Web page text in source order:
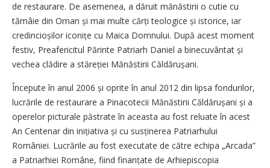
de restaurare. De asemenea, a dăruit mănăstirii o cutie cu
tămâie din Oman și mai multe cărți teologice și istorice, iar
credincioșilor iconițe cu Maica Domnului. După acest moment
festiv, Preafericitul Părinte Patriarh Daniel a binecuvântat și
vechea clădire a stăreției Mănăstirii Căldărușani.
Începute în anul 2006 și oprite în anul 2012 din lipsa fondurilor,
lucrările de restaurare a Pinacotecii Mănăstirii Căldărușani și a
operelor picturale păstrate în aceasta au fost reluate în acest
An Centenar din inițiativa și cu susținerea Patriarhului
României. Lucrările au fost executate de către echipa „Arcada”
a Patriarhiei Române, fiind finanțate de Arhiepiscopia